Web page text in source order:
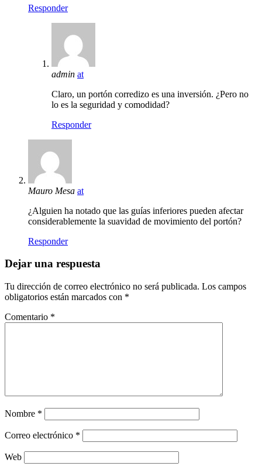
Responder
admin at
Claro, un portón corredizo es una inversión. ¿Pero no
lo es la seguridad y comodidad?
Responder
Mauro Mesa at
¿Alguien ha notado que las guías inferiores pueden afectar
considerablemente la suavidad de movimiento del portón?
Responder
Dejar una respuesta
Tu dirección de correo electrónico no será publicada. Los campos
obligatorios están marcados con *
Comentario *
Nombre *
Correo electrónico *
Web